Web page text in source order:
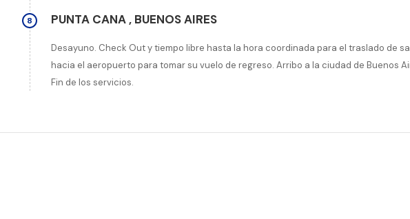
8 PUNTA CANA ,BUENOS AIRES
Desayuno. Check Out y tiempo libre hasta la hora coordinada para el traslado de
hacia el aeropuerto para tomar su vuelo de regreso. Arribo a la ciudad de Buenos
Fin de los servicios.